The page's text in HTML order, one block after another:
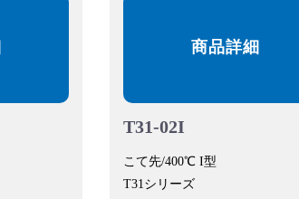
商品詳細
T31-02I
こて先/400℃ I型
T31シリーズ